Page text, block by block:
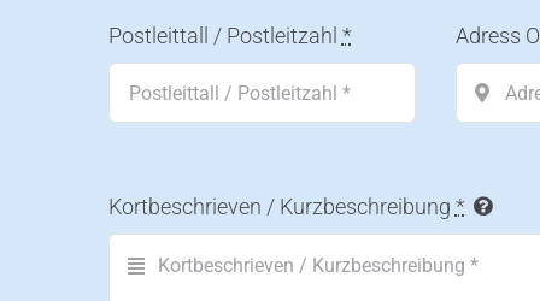
Postleittall / Postleitzahl * Adress
Kortbeschrieven / Kurzbeschreibung *